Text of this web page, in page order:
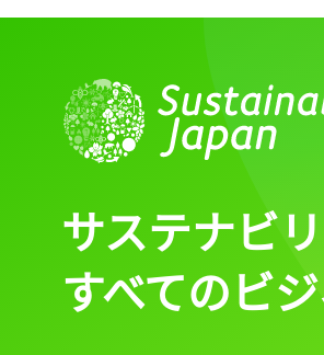
サステナビ
すべてのビ